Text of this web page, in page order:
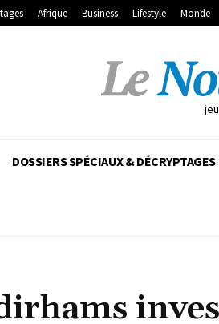
Afrique Business Lifestyle Monde
DOSSIERS SPÉCIAUX & DÉCRYPTAGES